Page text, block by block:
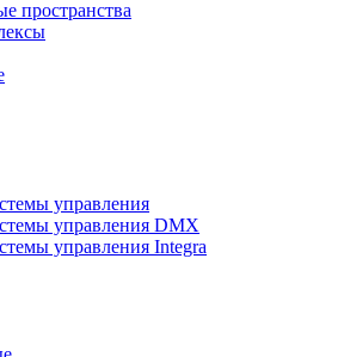
пространства
управления
управления DMX
управления Integra